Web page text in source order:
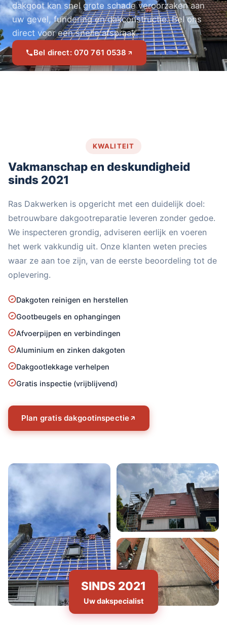
dakgoot kan snel grote schade veroorzaken aan
uw gevel, fundering en dakconstructie. Bel ons
direct voor een snelle afspraak.
Bel direct: 070 761 0538
KWALITEIT
Vakmanschap en deskundigheid
sinds 2021
Ras Dakwerken is opgericht met een duidelijk doel:
betrouwbare dakgootreparatie leveren zonder gedoe.
We inspecteren grondig, adviseren eerlijk en voeren
het werk vakkundig uit. Onze klanten weten precies
waar ze aan toe zijn, van de eerste beoordeling tot de
oplevering.
Dakgoten reinigen en herstellen
Gootbeugels en ophangingen
Afvoerpijpen en verbindingen
Aluminium en zinken dakgoten
Dakgootlekkage verhelpen
Gratis inspectie (vrijblijvend)
Plan gratis dakgootinspectie
SINDS 2021
Uw dakspecialist